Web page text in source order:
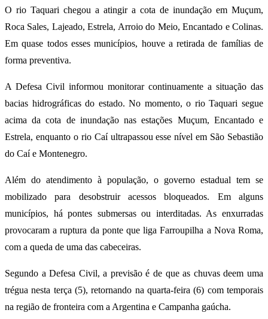
O rio Taquari chegou a atingir a cota de inundação em Muçum,
Roca Sales, Lajeado, Estrela, Arroio do Meio, Encantado e Colinas.
Em quase todos esses municípios, houve a retirada de famílias de
forma preventiva.
A Defesa Civil informou monitorar continuamente a situação das
bacias hidrográficas do estado. No momento, o rio Taquari segue
acima da cota de inundação nas estações Muçum, Encantado e
Estrela, enquanto o rio Caí ultrapassou esse nível em São Sebastião
do Caí e Montenegro.
Além do atendimento à população, o governo estadual tem se
mobilizado para desobstruir acessos bloqueados. Em alguns
municípios, há pontes submersas ou interditadas. As enxurradas
provocaram a ruptura da ponte que liga Farroupilha a Nova Roma,
com a queda de uma das cabeceiras.
Segundo a Defesa Civil, a previsão é de que as chuvas deem uma
trégua nesta terça (5), retornando na quarta-feira (6) com temporais
na região de fronteira com a Argentina e Campanha gaúcha.